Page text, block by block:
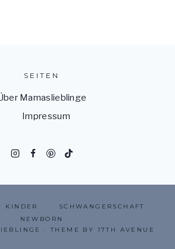
SEITEN
Mamaslieblinge
Impressum
KINDER
SCHWANGERSCHAFT
NEWBORN
· THEME BY 17TH AVENUE